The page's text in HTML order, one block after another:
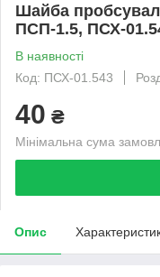
Шайба
ПСП-1.5, ПСХ-
В наявності
Код: ПСХ-01.543
40 ₴
Мінімальна сума
Опис